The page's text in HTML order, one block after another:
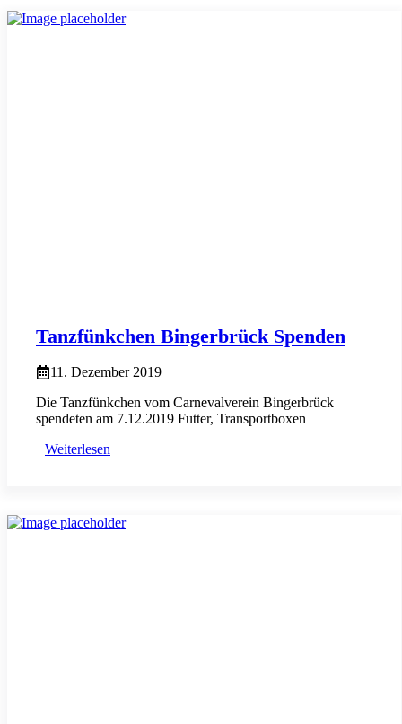
Tanzfünkchen Bingerbrück Spenden
11. Dezember 2019
Die Tanzfünkchen vom Carnevalverein Bingerbrück
spendeten am 7.12.2019 Futter, Transportboxen
Weiterlesen